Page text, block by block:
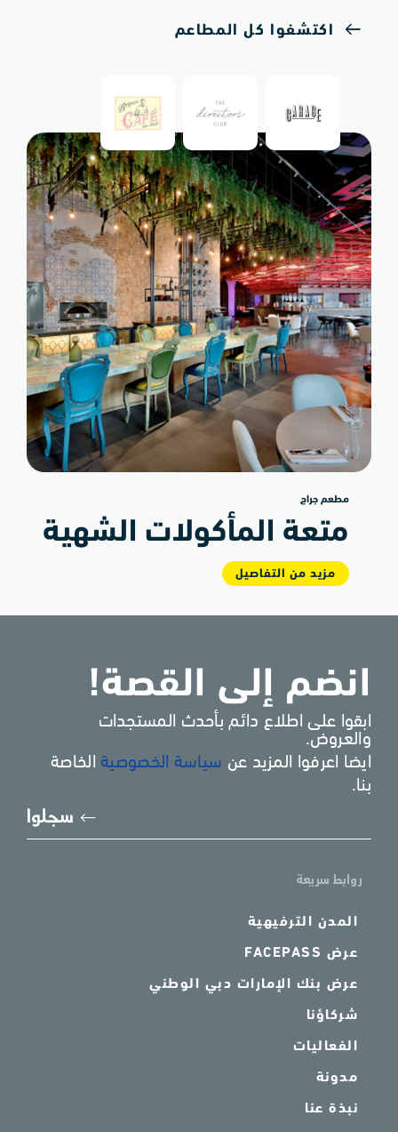
اكتشفوا كل المطاعم
مطعم جراج
متعة المأكولات الشهية
مزيد من التفاصيل
انضم إلى القصة!
ابقوا على اطلاع دائم بأحدث المستجدات
والعروض.
ايضا اعرفوا المزيد عن سياسة الخصوصية الخاصة
بنا.
سجلوا
روابط سريعة
المدن الترفيهية
عرض FACEPASS
عرض بنك الإمارات دبي الوطني
شركاؤنا
الفعاليات
مدونة
نبذة عنا